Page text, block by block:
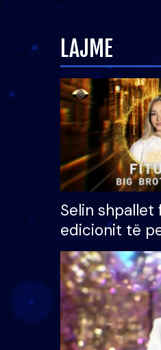
LAJME
Selin shpallet
edicionit të
Brother VIP,
çmimin e
mijë eurosh